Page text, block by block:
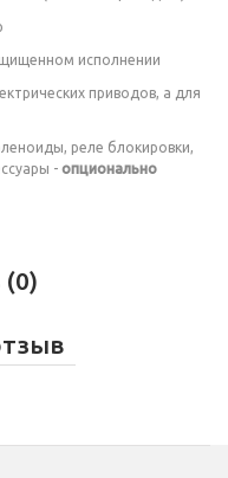
исполнении
приводов, а для
реле блокировки,
- опционально